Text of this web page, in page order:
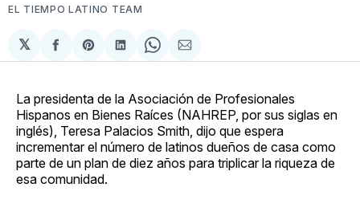
EL TIEMPO LATINO TEAM
𝕏
Compartir
en
Share
on
Compartir
en
Share
on
Compartir
via
La presidenta de la Asociación de Profesionales
Hispanos en Bienes Raíces (NAHREP, por sus siglas en
inglés), Teresa Palacios Smith, dijo que espera
incrementar el número de latinos dueños de casa como
parte de un plan de diez años para triplicar la riqueza de
esa comunidad.